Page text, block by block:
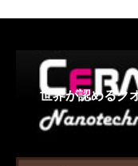
世界が認めるク